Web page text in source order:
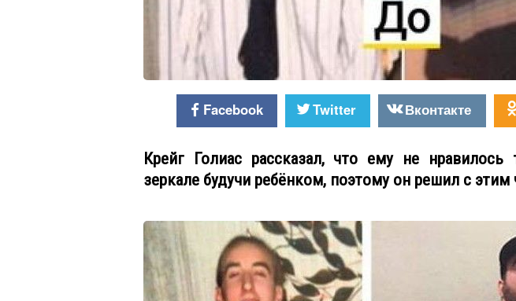
Facebook Twitter Вконтакте
Крейг Голиас рассказал, что ему не
зеркале будучи ребёнком, поэтому он решил с этим